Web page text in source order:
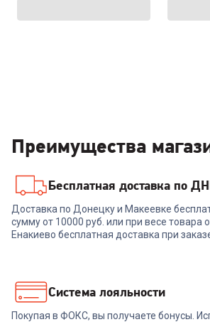
Преимущества
Бесплатная доставка по
Доставка по Донецку и Макеевке
сумму от 10000 руб. или при весе товара
Енакиево бесплатная доставка при
Система лояльности
Покупая в ФОКС, вы получаете бонусы.